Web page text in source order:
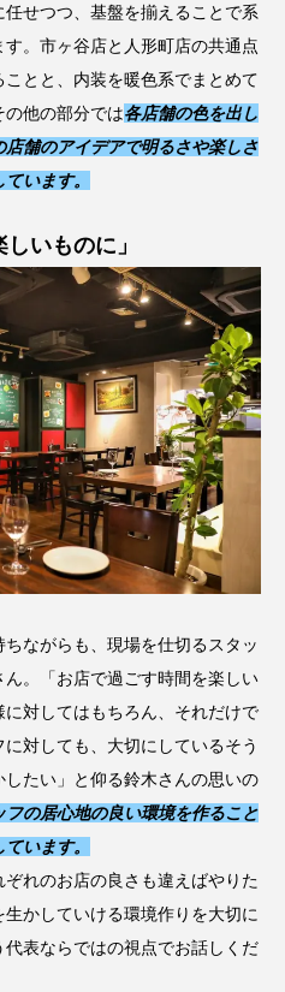
せつつ、基盤を揃えることで系
。市ヶ谷店と人形町店の共通点
とと、内装を暖色系でまとめて
の他の部分では各店舗の色を出し
舗のアイデアで明るさや楽しさ
います。
いものに」
ながらも、現場を仕切るスタッ
。「お店で過ごす時間を楽しい
対してはもちろん、それだけで
対しても、大切にしているそう
たい」と仰る鈴木さんの思いの
フの居心地の良い環境を作ること
います。
れのお店の良さも違えばやりた
かしていける環境作りを大切に
表ならではの視点でお話しくだ